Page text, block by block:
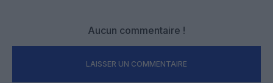
Aucun commentaire !
LAISSER UN COMMENTAIRE